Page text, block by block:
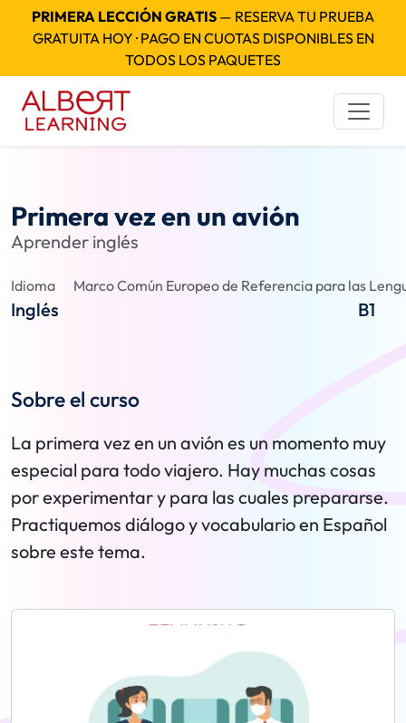
PRIMERA LECCIÓN GRATIS — RESERVA TU PRUEBA
GRATUITA HOY · PAGO EN CUOTAS DISPONIBLES EN
TODOS LOS PAQUETES
Primera vez en un avión
Aprender inglés
Idioma
Inglés
Marco Común Europeo de Referencia para las
B1
Sobre el curso
La primera vez en un avión es un momento muy
especial para todo viajero. Hay muchas cosas
por experimentar y para las cuales prepararse.
Practiquemos diálogo y vocabulario en Español
sobre este tema.